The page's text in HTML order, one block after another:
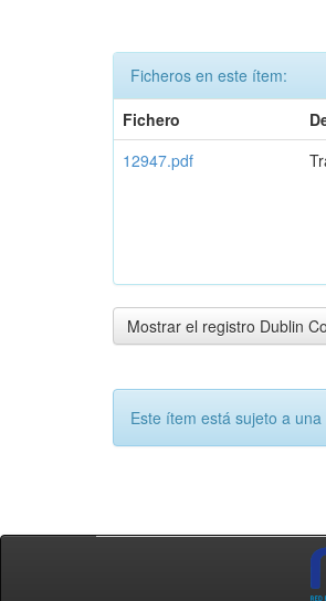
Ficheros en este ítem:
Fichero
12947.pdf
Mostrar el registro Dublin
Este ítem está sujeto a